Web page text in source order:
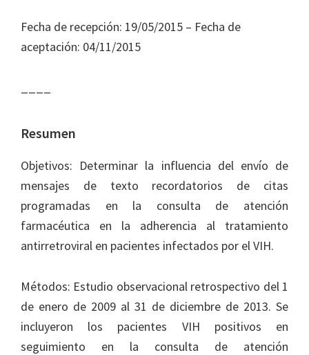
Fecha de recepción: 19/05/2015 – Fecha de
aceptación: 04/11/2015
Resumen
Objetivos: Determinar la influencia del envío de
mensajes de texto recordatorios de citas
programadas en la consulta de atención
farmacéutica en la adherencia al tratamiento
antirretroviral en pacientes infectados por el VIH.
Métodos: Estudio observacional retrospectivo del 1
de enero de 2009 al 31 de diciembre de 2013. Se
incluyeron los pacientes VIH positivos en
seguimiento en la consulta de atención